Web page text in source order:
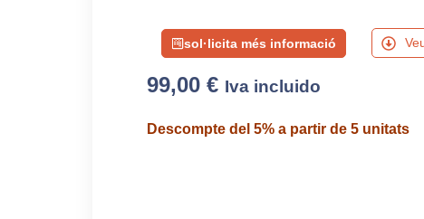
sol·licita més informació
99,00 € Iva incluido
Descompte del 5% a partir de 5 unitats